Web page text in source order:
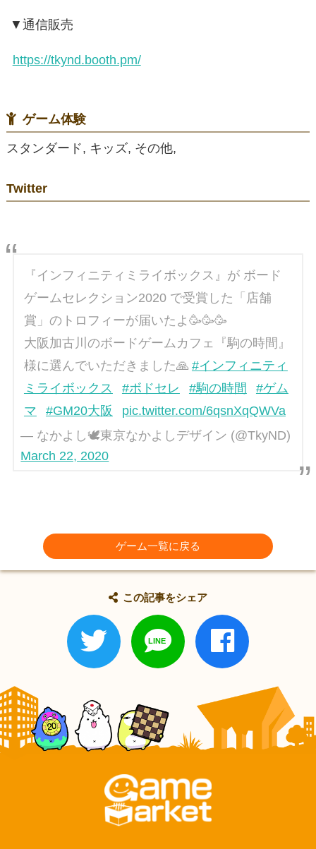
▼通信販売
https://tkynd.booth.pm/
ゲーム体験
スタンダード, キッズ, その他,
Twitter
『インフィニティミライボックス』が ボード
ゲームセレクション2020 で受賞した「店舗
賞」のトロフィーが届いたよ🥳🥳🥳
大阪加古川のボードゲームカフェ『駒の時間』
様に選んでいただきました🙏 #インフィニティ
ミライボックス
#ボドセレ #駒の時間
#ゲム
マ
#GM20大阪
pic.twitter.com/6qsnXqQWVa
— なかよし🕊東京なかよしデザイン (@TkyND)
March 22, 2020
ゲーム一覧に戻る
この記事をシェア